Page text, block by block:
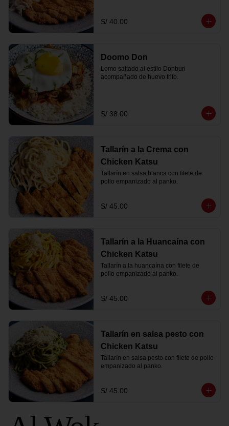
S/ 40.00
Doomo Don
Lomo saltado al estilo Donburi
acompañado de huevo frito.
S/ 38.00
Tallarín a la Crema con
Chicken Katsu
Tallarín en salsa blanca con filete de
pollo empanizado al panko.
S/ 45.00
Tallarín a la Huancaína con
Chicken Katsu
Tallarín a la huancaína con filete de
pollo empanizado al panko.
S/ 45.00
Tallarín en salsa pesto con
Chicken Katsu
Tallarín en salsa pesto con filete de pollo
empanizado al panko.
S/ 45.00